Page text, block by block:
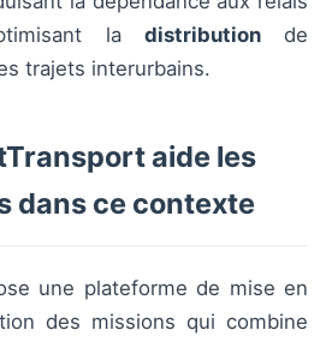
la distributionde
trajets interurbains.
aide les
dans ce contexte
une plateforme de mise en
des missions qui combine